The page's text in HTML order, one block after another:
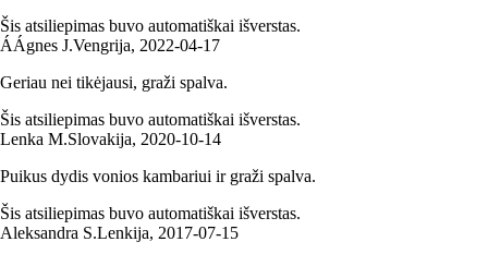
Šis atsiliepimas buvo automatiškai išverstas.
ÁÁgnes J.Vengrija, 2022‑04‑17
Geriau nei tikėjausi, graži spalva.
Šis atsiliepimas buvo automatiškai išverstas.
Lenka M.Slovakija, 2020‑10‑14
Puikus dydis vonios kambariui ir graži spalva.
Šis atsiliepimas buvo automatiškai išverstas.
Aleksandra S.Lenkija, 2017‑07‑15